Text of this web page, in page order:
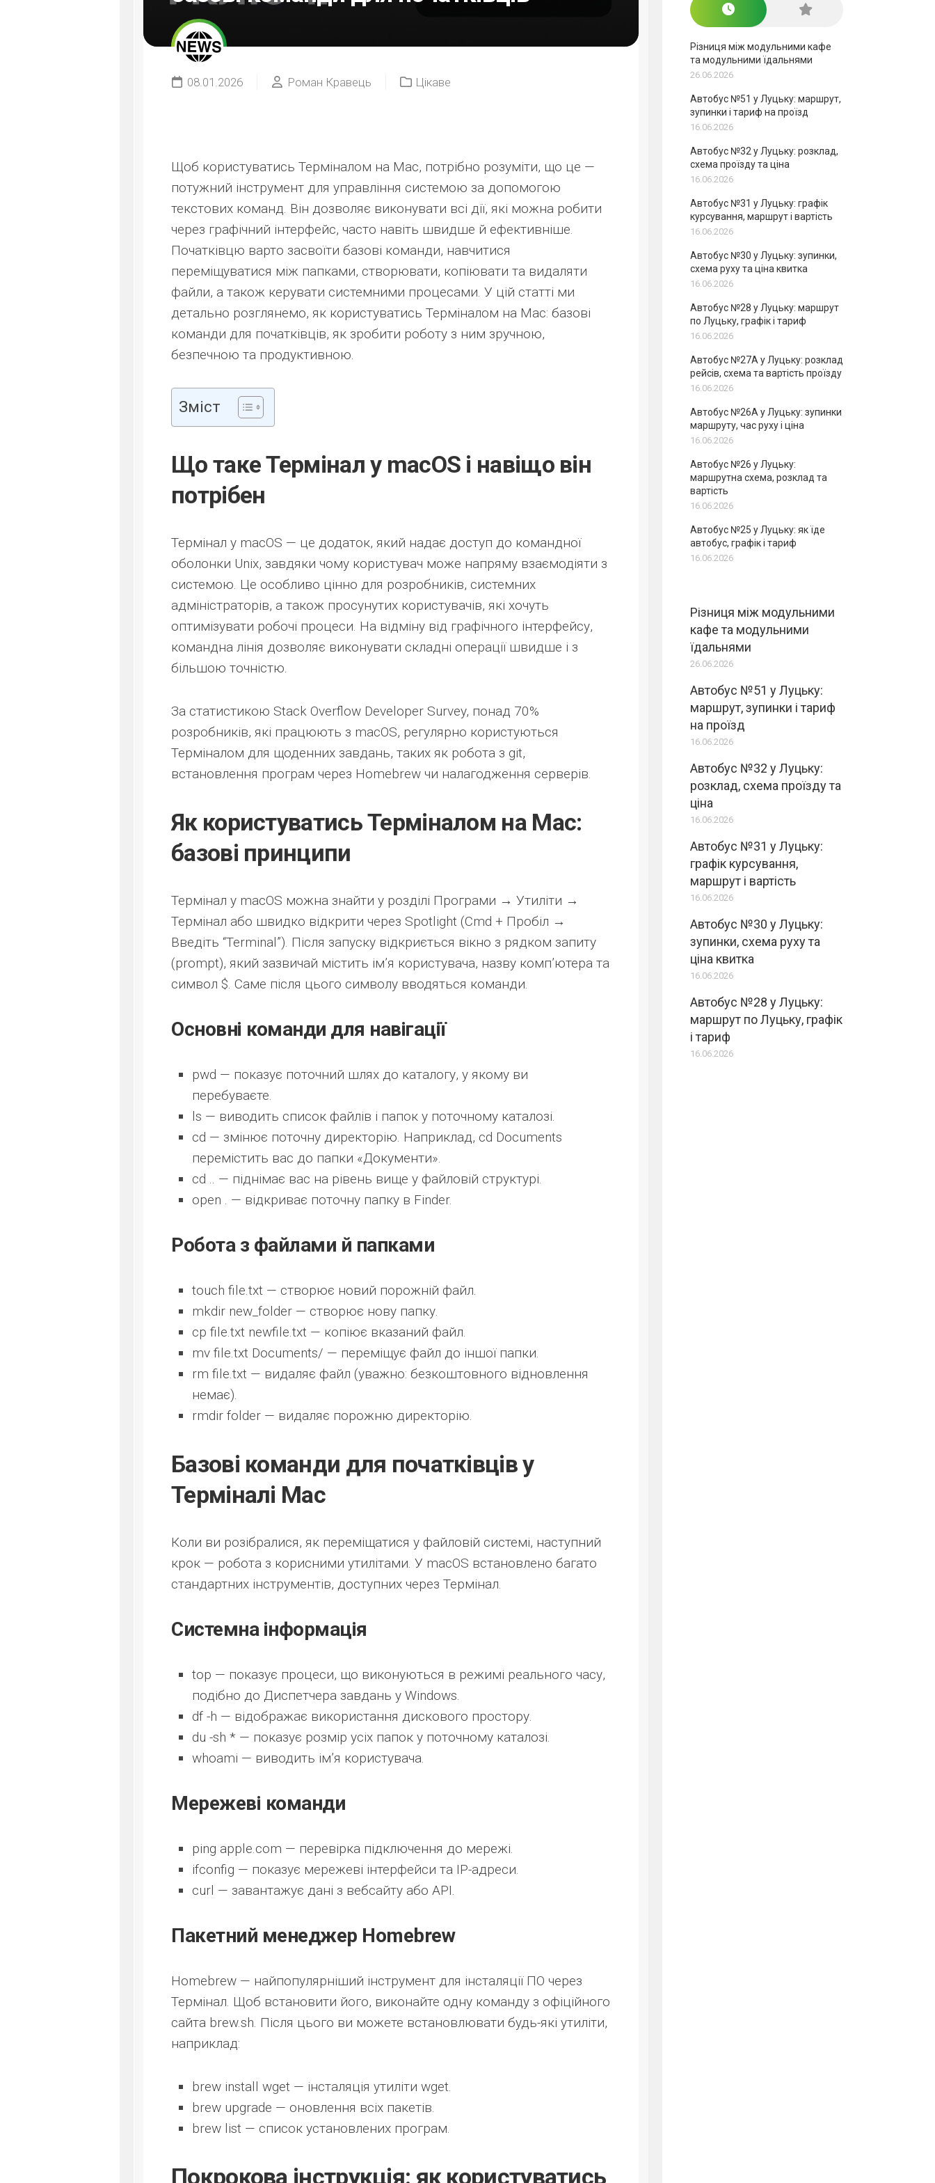
08.01.2026 Роман Кравець Цікаве
Щоб користуватись Терміналом на Mac, потрібно розуміти, що це —
потужний інструмент для управління системою за допомогою
текстових команд. Він дозволяє виконувати всі дії, які можна робити
через графічний інтерфейс, часто навіть швидше й ефективніше.
Початківцю варто засвоїти базові команди, навчитися
переміщуватися між папками, створювати, копіювати та видаляти
файли, а також керувати системними процесами. У цій статті ми
детально розглянемо, як користуватись Терміналом на Mac: базові
команди для початківців, як зробити роботу з ним зручною,
безпечною та продуктивною.
Зміст
Що таке Термінал у macOS і навіщо він
потрібен
Термінал у macOS — це додаток, який надає доступ до командної
оболонки Unix, завдяки чому користувач може напряму взаємодіяти з
системою. Це особливо цінно для розробників, системних
адміністраторів, а також просунутих користувачів, які хочуть
оптимізувати робочі процеси. На відміну від графічного інтерфейсу,
командна лінія дозволяє виконувати складні операції швидше і з
більшою точністю.
За статистикою Stack Overflow Developer Survey, понад 70%
розробників, які працюють з macOS, регулярно користуються
Терміналом для щоденних завдань, таких як робота з git,
встановлення програм через Homebrew чи налагодження серверів.
Як користуватись Терміналом на Mac:
базові принципи
Термінал у macOS можна знайти у розділі Програми → Утиліти →
Термінал або швидко відкрити через Spotlight (Cmd + Пробіл →
Введіть “Terminal”). Після запуску відкриється вікно з рядком запиту
(prompt), який зазвичай містить ім’я користувача, назву комп’ютера та
символ $. Саме після цього символу вводяться команди.
Основні команди для навігації
pwd — показує поточний шлях до каталогу, у якому ви
перебуваєте.
ls — виводить список файлів і папок у поточному каталозі.
cd — змінює поточну директорію. Наприклад, cd Documents
перемістить вас до папки «Документи».
cd .. — піднімає вас на рівень вище у файловій структурі.
open . — відкриває поточну папку в Finder.
Робота з файлами й папками
touch file.txt — створює новий порожній файл.
mkdir new_folder — створює нову папку.
cp file.txt newfile.txt — копіює вказаний файл.
mv file.txt Documents/ — переміщує файл до іншої папки.
rm file.txt — видаляє файл (уважно: безкоштовного відновлення
немає).
rmdir folder — видаляє порожню директорію.
Базові команди для початківців у
Терміналі Mac
Коли ви розібралися, як переміщатися у файловій системі, наступний
крок — робота з корисними утилітами. У macOS встановлено багато
стандартних інструментів, доступних через Термінал.
Системна інформація
top — показує процеси, що виконуються в режимі реального часу,
подібно до Диспетчера завдань у Windows.
df -h — відображає використання дискового простору.
du -sh * — показує розмір усіх папок у поточному каталозі.
whoami — виводить ім’я користувача.
Мережеві команди
ping apple.com — перевірка підключення до мережі.
ifconfig — показує мережеві інтерфейси та IP-адреси.
curl — завантажує дані з вебсайту або API.
Пакетний менеджер Homebrew
Homebrew — найпопулярніший інструмент для інсталяції ПО через
Термінал. Щоб встановити його, виконайте одну команду з офіційного
сайта brew.sh. Після цього ви можете встановлювати будь-які утиліти,
наприклад:
brew install wget — інсталяція утиліти wget.
brew upgrade — оновлення всіх пакетів.
brew list — список установлених програм.
Покрокова інструкція: як користуватись
Різниця між модульними кафе
та модульними їдальнями
26.06.2026
Автобус №51 у Луцьку: маршрут,
зупинки і тариф на проїзд
16.06.2026
Автобус №32 у Луцьку: розклад,
схема проїзду та ціна
16.06.2026
Автобус №31 у Луцьку: графік
курсування, маршрут і вартість
16.06.2026
Автобус №30 у Луцьку: зупинки,
схема руху та ціна квитка
16.06.2026
Автобус №28 у Луцьку: маршрут
по Луцьку, графік і тариф
16.06.2026
Автобус №27А у Луцьку: розклад
рейсів, схема та вартість проїзду
16.06.2026
Автобус №26А у Луцьку: зупинки
маршруту, час руху і ціна
16.06.2026
Автобус №26 у Луцьку:
маршрутна схема, розклад та
вартість
16.06.2026
Автобус №25 у Луцьку: як їде
автобус, графік і тариф
16.06.2026
Різниця між модульними
кафе та модульними
їдальнями
26.06.2026
Автобус №51 у Луцьку:
маршрут, зупинки і тариф
на проїзд
16.06.2026
Автобус №32 у Луцьку:
розклад, схема проїзду та
ціна
16.06.2026
Автобус №31 у Луцьку:
графік курсування,
маршрут і вартість
16.06.2026
Автобус №30 у Луцьку:
зупинки, схема руху та
ціна квитка
16.06.2026
Автобус №28 у Луцьку:
маршрут по Луцьку, графік
і тариф
16.06.2026